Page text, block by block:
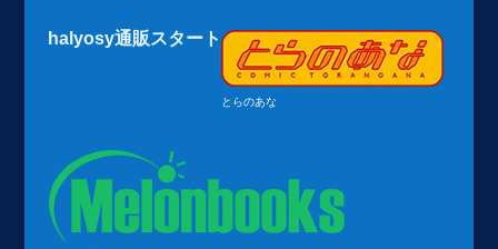
halyosy通販スタート
とらのあな